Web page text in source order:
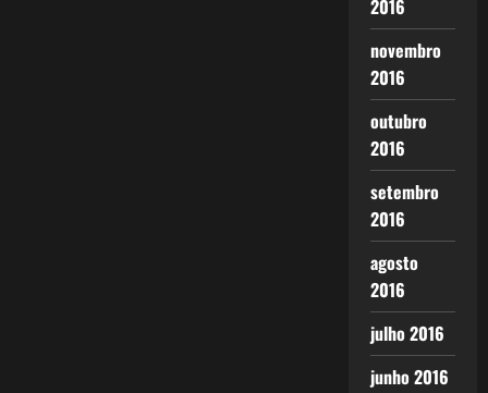
2016
novembro
2016
outubro
2016
setembro
2016
agosto
2016
julho 2016
junho 2016